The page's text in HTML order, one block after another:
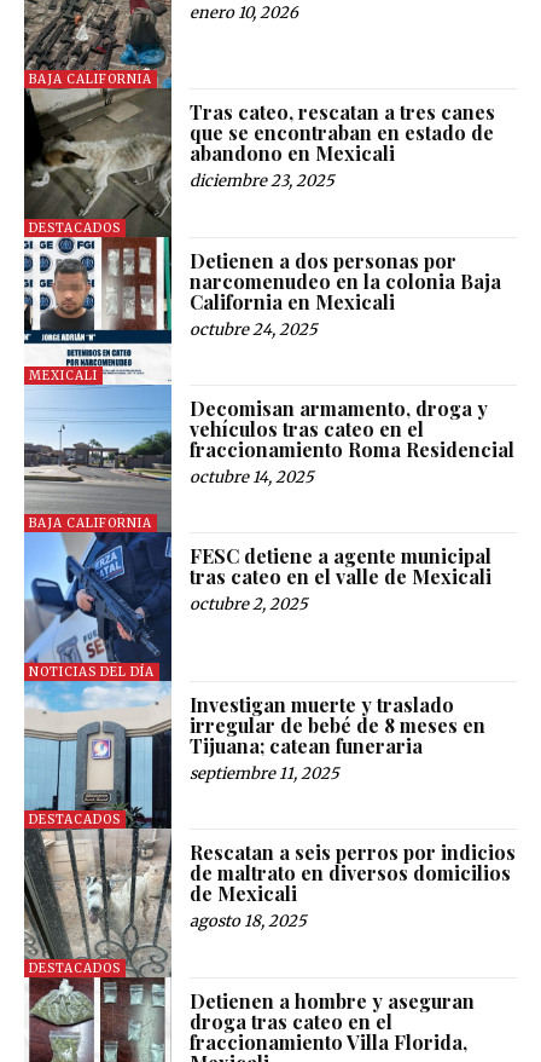
BAJA CALIFORNIA
enero 10, 2026
DESTACADOS
Tras cateo, rescatan a tres canes
que se encontraban en estado de
abandono en Mexicali
diciembre 23, 2025
MEXICALI
Detienen a dos personas por
narcomenudeo en la colonia Baja
California en Mexicali
octubre 24, 2025
BAJA CALIFORNIA
Decomisan armamento, droga y
vehículos tras cateo en el
fraccionamiento Roma Residencial
octubre 14, 2025
NOTICIAS DEL DÍA
FESC detiene a agente municipal
tras cateo en el valle de Mexicali
octubre 2, 2025
DESTACADOS
Investigan muerte y traslado
irregular de bebé de 8 meses en
Tijuana; catean funeraria
septiembre 11, 2025
DESTACADOS
Rescatan a seis perros por indicios
de maltrato en diversos domicilios
de Mexicali
agosto 18, 2025
Detienen a hombre y aseguran
droga tras cateo en el
fraccionamiento Villa Florida,